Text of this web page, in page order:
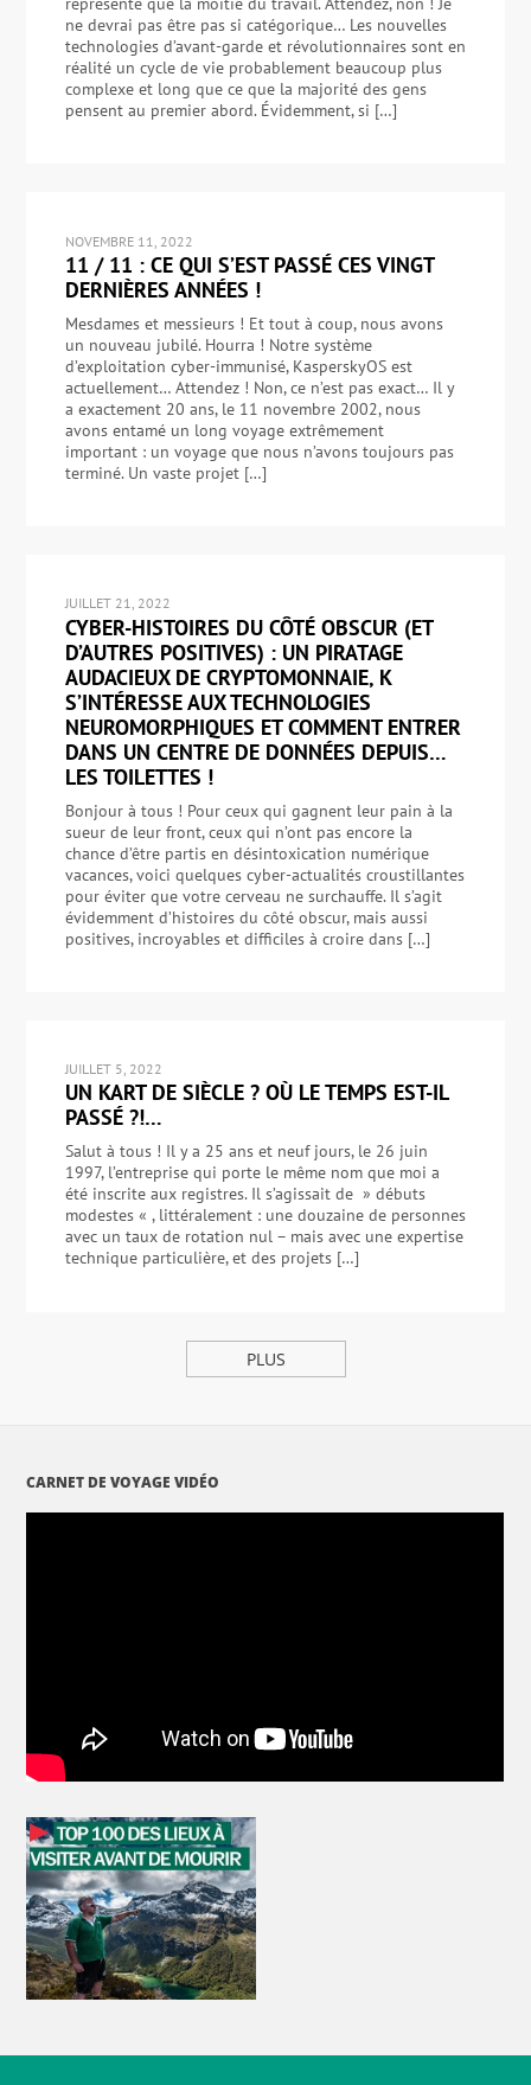
ne devrai pas être pas si catégorique… Les nouvelles
technologies d’avant-garde et révolutionnaires sont en
réalité un cycle de vie probablement beaucoup plus
complexe et long que ce que la majorité des gens
pensent au premier abord. Évidemment, si […]
NOVEMBRE 11, 2022
11 / 11 : CE QUI S’EST PASSÉ CES VINGT
DERNIÈRES ANNÉES !
Mesdames et messieurs ! Et tout à coup, nous avons
un nouveau jubilé. Hourra ! Notre système
d’exploitation cyber-immunisé, KasperskyOS est
actuellement… Attendez ! Non, ce n’est pas exact… Il y
a exactement 20 ans, le 11 novembre 2002, nous
avons entamé un long voyage extrêmement
important : un voyage que nous n’avons toujours pas
terminé. Un vaste projet […]
JUILLET 21, 2022
CYBER-HISTOIRES DU CÔTÉ OBSCUR (ET
D’AUTRES POSITIVES) : UN PIRATAGE
AUDACIEUX DE CRYPTOMONNAIE, K
S’INTÉRESSE AUX TECHNOLOGIES
NEUROMORPHIQUES ET COMMENT ENTRER
DANS UN CENTRE DE DONNÉES DEPUIS…
LES TOILETTES !
Bonjour à tous ! Pour ceux qui gagnent leur pain à la
sueur de leur front, ceux qui n’ont pas encore la
chance d’être partis en désintoxication numérique
vacances, voici quelques cyber-actualités croustillantes
pour éviter que votre cerveau ne surchauffe. Il s’agit
évidemment d’histoires du côté obscur, mais aussi
positives, incroyables et difficiles à croire dans […]
JUILLET 5, 2022
UN KART DE SIÈCLE ? OÙ LE TEMPS EST-IL
PASSÉ ?!…
Salut à tous ! Il y a 25 ans et neuf jours, le 26 juin
1997, l’entreprise qui porte le même nom que moi a
été inscrite aux registres. Il s’agissait de » débuts
modestes « , littéralement : une douzaine de personnes
avec un taux de rotation nul – mais avec une expertise
technique particulière, et des projets […]
PLUS
CARNET DE VOYAGE VIDÉO